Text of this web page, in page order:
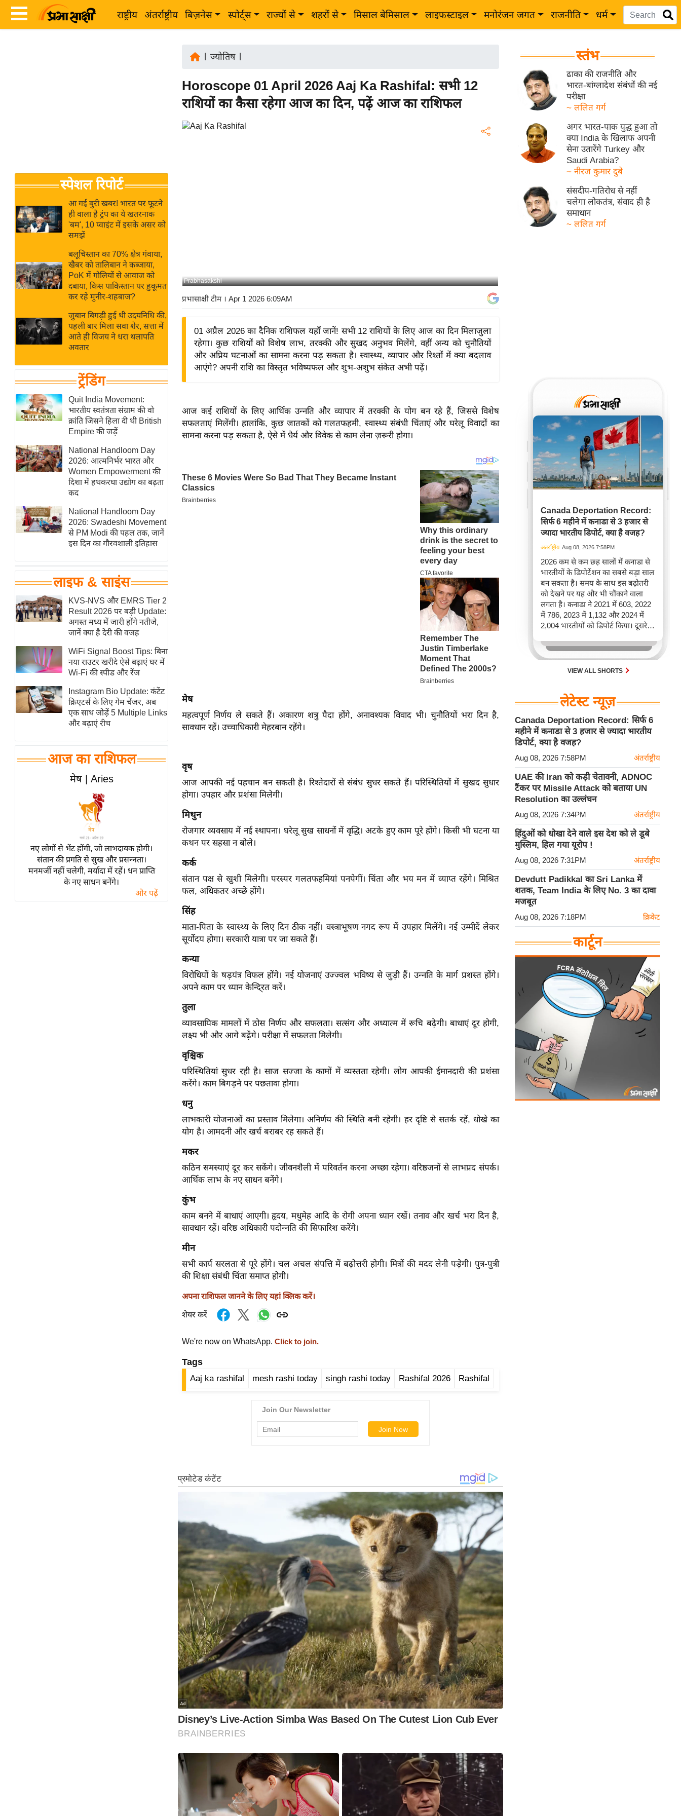
राष्ट्रीय अंतर्राष्ट्रीय बिज़नेस स्पोर्ट्स राज्यों से शहरों से मिसाल बेमिसाल लाइफस्टाइल मनोरंजन जगत राजनीति धर्म
Breaking
News in
Hindi
Hindi
Hindi
Videos
जगत
राय
बजट
क्रिकेट
IPL
2026
ई-पेपर
मिसाल बेमिसाल
शख्सियत
यंग इंडिया
साहित्य जगत
ऑटो वर्ल्ड
न्यूज ब्रीफ
मनोरंजन जगत
बॉलीवुड
हॉलीवुड
फिल्म समीक्षा
Breaking
News
लाइफस्टाइल
टेक्नॉलॉजी
घरेलू नुस्खे
पर्यटन स्थल
फिटनेस मंत्रा
रिलेशनशिप
राजनीति
विश्लेषण
समसामयिक
मातृभूमि
स्तंभ
एम.
चाय पर
समीक्षा
व्रत
त्योहार
राशिफल
विशेष
स्पेशल रिपोर्ट
आ गई बुरी खबर! भारत पर फूटने
ही वाला है ट्रंप का ये खतरनाक
'बम', 10 प्वाइंट में इसके असर को
समझें
बलूचिस्तान का 70% क्षेत्र गंवाया,
खैबर को तालिबान ने कब्जाया,
PoK में गोलियों से आवाज को
दबाया, किस पाकिस्तान पर हुकूमत
कर रहे मुनीर-शहबाज?
जुबान बिगड़ी हुई थी उदयनिधि की,
पहली बार मिला सवा शेर, सत्ता में
आते ही विजय ने धरा थलापति
अवतार
ट्रेंडिंग
Quit India Movement:
भारतीय स्वतंत्रता संग्राम की वो
क्रांति जिसने हिला दी थी British
Empire की जड़ें
National Handloom Day
2026: आत्मनिर्भर भारत और
Women Empowerment की
दिशा में हथकरघा उद्योग का बढ़ता
कद
National Handloom Day
2026: Swadeshi Movement
से PM Modi की पहल तक, जानें
इस दिन का गौरवशाली इतिहास
लाइफ & साइंस
KVS-NVS और EMRS Tier 2
Result 2026 पर बड़ी Update:
अगस्त मध्य में जारी होंगे नतीजे,
जानें क्या है देरी की वजह
WiFi Signal Boost Tips: बिना
नया राउटर खरीदे ऐसे बढ़ाएं घर में
Wi-Fi की स्पीड और रेंज
Instagram Bio Update: कंटेंट
क्रिएटर्स के लिए गेम चेंजर, अब
एक साथ जोड़ें 5 Multiple Links
और बढ़ाएं रीच
आज का राशिफल
मेष | Aries
नए लोगों से भेंट होंगी, जो लाभदायक होगी।
संतान की प्रगति से सुख और प्रसन्नता।
मनमर्जी नहीं चलेगी, मर्यादा में रहें। धन प्राप्ति
के नए साधन बनेंगे।
और पढ़ें
ज्योतिष|
Horoscope 01 April 2026 Aaj Ka Rashifal: सभी 12
राशियों का कैसा रहेगा आज का दिन, पढ़ें आज का राशिफल
Prabhasakshi
प्रभासाक्षी टीम। Apr 1 2026 6:09AM
01 अप्रैल 2026 का दैनिक राशिफल यहाँ जानें! सभी 12 राशियों के लिए आज का दिन मिलाजुला
रहेगा। कुछ राशियों को विशेष लाभ, तरक्की और सुखद अनुभव मिलेंगे, वहीं अन्य को चुनौतियों
और अप्रिय घटनाओं का सामना करना पड़ सकता है। स्वास्थ्य, व्यापार और रिश्तों में क्या बदलाव
आएंगे? अपनी राशि का विस्तृत भविष्यफल और शुभ-अशुभ संकेत अभी पढ़ें।
आज कई राशियों के लिए आर्थिक उन्नति और व्यापार में तरक्की के योग बन रहे हैं, जिससे विशेष
सफलताएं मिलेंगी। हालांकि, कुछ जातकों को गलतफहमी, स्वास्थ्य संबंधी चिंताएं और घरेलू विवादों का
सामना करना पड़ सकता है, ऐसे में धैर्य और विवेक से काम लेना ज़रूरी होगा।
मेष
महत्वपूर्ण निर्णय ले सकते हैं। अकारण शत्रु पैदा होंगे, अनावश्यक विवाद भी। चुनौतियों भरा दिन है,
सावधान रहें। उच्चाधिकारी मेहरबान रहेंगे।
वृष
आज आपकी नई पहचान बन सकती है। रिश्तेदारों से संबंध सुधर सकते हैं। परिस्थितियों में सुखद सुधार
होगा। उपहार और प्रशंसा मिलेगी।
मिथुन
रोजगार व्यवसाय में नई स्थापना। घरेलू सुख साधनों में वृद्धि। अटके हुए काम पूरे होंगे। किसी भी घटना या
कथन पर सहसा न बोले।
कर्क
संतान पक्ष से खुशी मिलेगी। परस्पर गलतफहमियां पनपेगीं। चिंता और भय मन में व्याप्त रहेंगे। मिश्रित
फल, अधिकतर अच्छे होंगे।
सिंह
माता-पिता के स्वास्थ्य के लिए दिन ठीक नहीं। वस्त्राभूषण नगद रूप में उपहार मिलेंगे। नई उम्मीदें लेकर
सूर्योदय होगा। सरकारी यात्रा पर जा सकते हैं।
कन्या
विरोधियों के षड़यंत्र विफल होंगे। नई योजनाएं उज्ज्वल भविष्य से जुड़ी हैं। उन्नति के मार्ग प्रशस्त होंगे।
अपने काम पर ध्यान केन्दि्रत करें।
तुला
व्यावसायिक मामलों में ठोस निर्णय और सफलता। सत्संग और अध्यात्म में रूचि बढ़ेगी। बाधाएं दूर होगी,
लक्ष्य भी और आगे बढ़ेंगे। परीक्षा में सफलता मिलेगी।
वृश्चिक
परिस्थितियां सुधर रही है। साज सज्जा के कामों में व्यस्तता रहेगी। लोग आपकी ईमानदारी की प्रशंसा
करेंगे। काम बिगड़ने पर पछतावा होगा।
धनु
लाभकारी योजनाओं का प्रस्ताव मिलेगा। अनिर्णय की स्थिति बनी रहेगी। हर दृष्टि से सतर्क रहें, धोखे का
योग है। आमदनी और खर्च बराबर रह सकते हैं।
मकर
कठिन समस्याएं दूर कर सकेंगे। जीवनशैली में परिवर्तन करना अच्छा रहेगा। वरिष्ठजनों से लाभप्रद संपर्क।
आर्थिक लाभ के नए साधन बनेंगे।
कुंभ
काम बनने में बाधाएं आएगी। हृदय, मधुमेह आदि के रोगी अपना ध्यान रखें। तनाव और खर्च भरा दिन है,
सावधान रहें। वरिष्ठ अधिकारी पदोन्नति की सिफारिश करेंगे।
मीन
सभी कार्य सरलता से पूरे होंगे। चल अचल संपत्ति में बढ़ोत्तरी होगी। मित्रों की मदद लेनी पड़ेगी। पुत्र-पुत्री
की शिक्षा संबंधी चिंता समाप्त होगी।
अपना राशिफल जानने के लिए यहां क्लिक करें।
शेयर करें
We're now on WhatsApp. Click to join.
Tags
Aaj ka rashifal mesh rashi today singh rashi today Rashifal 2026 Rashifal
स्तंभ
ढाका की राजनीति और
भारत-बांग्लादेश संबंधों की नई
परीक्षा
~ ललित गर्ग
अगर भारत-पाक युद्ध हुआ तो
क्या India के खिलाफ अपनी
सेना उतारेंगे Turkey और
Saudi Arabia?
~ नीरज कुमार दुबे
संसदीय-गतिरोध से नहीं
चलेगा लोकतंत्र, संवाद ही है
समाधान
~ ललित गर्ग
Canada Deportation Record:
सिर्फ 6 महीने में कनाडा से 3 हजार से
ज्यादा भारतीय डिपोर्ट, क्या है वजह?
अंतर्राष्ट्रीय Aug 08, 2026 7:58PM
2026 कम से कम छह सालों में कनाडा से
भारतीयों के डिपोर्टेशन का सबसे बड़ा साल
बन सकता है। समय के साथ इस बढ़ोतरी
को देखने पर यह और भी चौंकाने वाला
लगता है। कनाडा ने 2021 में 603, 2022
में 786, 2023 में 1,132 और 2024 में
2,004 भारतीयों को डिपोर्ट किया। दूसरे
पूरे साल की तुलना में 2026 की पहली
छमाही में ज़्यादा भारतीयों को वापस भेजा
VIEW ALL SHORTS
लेटेस्ट न्यूज़
Canada Deportation Record: सिर्फ 6
महीने में कनाडा से 3 हजार से ज्यादा भारतीय
डिपोर्ट, क्या है वजह?
Aug 08, 2026 7:58PM अंतर्राष्ट्रीय
UAE की Iran को कड़ी चेतावनी, ADNOC
टैंकर पर Missile Attack को बताया UN
Resolution का उल्लंघन
Aug 08, 2026 7:34PM अंतर्राष्ट्रीय
हिंदुओं को धोखा देने वाले इस देश को ले डूबे
मुस्लिम, हिल गया यूरोप !
Aug 08, 2026 7:31PM अंतर्राष्ट्रीय
Devdutt Padikkal का Sri Lanka में
शतक, Team India के लिए No. 3 का दावा
मजबूत
Aug 08, 2026 7:18PM क्रिकेट
कार्टून